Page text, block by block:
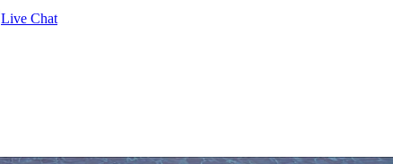
Live Chat